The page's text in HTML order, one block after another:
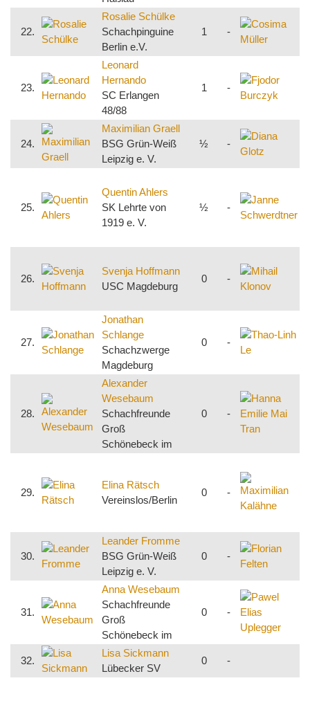
22.
Rosalie Schülke
Schachpinguine
Berlin e.V.
1 -
23.
Leonard
Hernando
SC Erlangen
48/88
1 -
24.
Maximilian Graell
BSG Grün-Weiß
Leipzig e. V.
½ -
25.
Quentin Ahlers
SK Lehrte von
1919 e. V.
½ -
26.
Svenja Hoffmann
USC Magdeburg
0 -
27.
Jonathan
Schlange
Schachzwerge
Magdeburg
0 -
28.
Alexander
Wesebaum
Schachfreunde
Groß
Schönebeck im
0 -
29.
Elina Rätsch
Vereinslos/Berlin
0 -
30.
Leander Fromme
BSG Grün-Weiß
Leipzig e. V.
0 -
31.
Anna Wesebaum
Schachfreunde
Groß
Schönebeck im
0 -
32.
Lisa Sickmann
Lübecker SV
0 -